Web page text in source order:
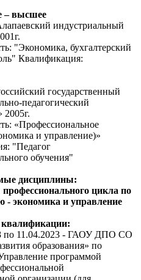
– высшее
индустриальный
"Экономика, бухгалтерский
Квалификация:
государственный
педагогический
2005г.
«Профессиональное
и управление)»
"Педагог
обучения"
дисциплины:
цикла по
- экономика и управление
по 11.04.2023 - ГАОУ ДПО СО
образования» по
программой